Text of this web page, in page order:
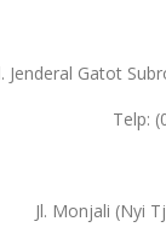
Jenderal Gatot
Telp:
Jl. Monjali (Nyi